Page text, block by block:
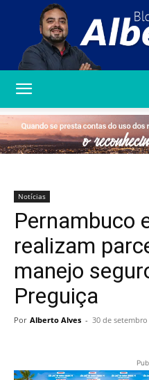
Notícias
Pernambuco
realizam
manejo
Preguiça
Por Alberto Alves - 30 de setembro